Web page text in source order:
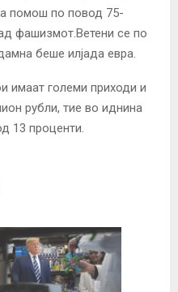
помош по повод 75-
фашизмот.Ветени се по
беше илјада евра.
имаат големи приходи и
рубли, тие во иднина
13 проценти.